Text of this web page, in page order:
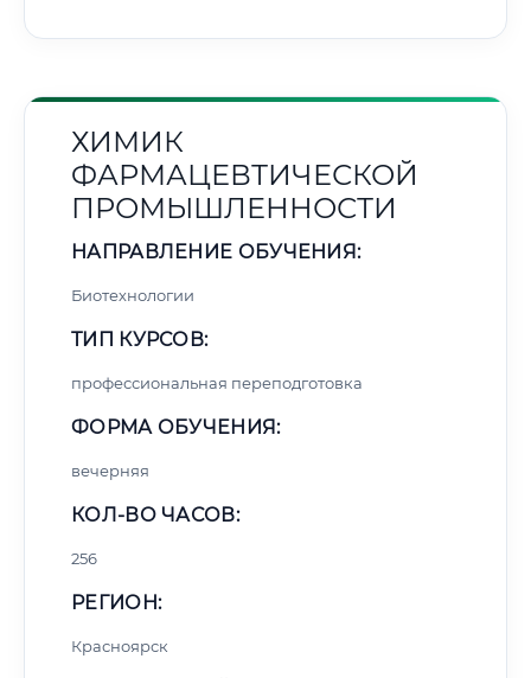
ХИМИК
ФАРМАЦЕВТИЧЕСКОЙ
ПРОМЫШЛЕННОСТИ
НАПРАВЛЕНИЕ ОБУЧЕНИЯ:
Биотехнологии
ТИП КУРСОВ:
профессиональная переподготовка
ФОРМА ОБУЧЕНИЯ:
вечерняя
КОЛ-ВО ЧАСОВ:
256
РЕГИОН:
Красноярск